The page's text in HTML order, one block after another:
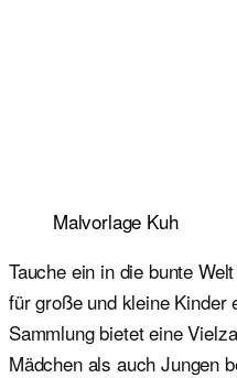
Malvorlage Kuh
Tauche ein in die bunte
für große und kleine Kinder
Sammlung bietet eine
Mädchen als auch Jungen